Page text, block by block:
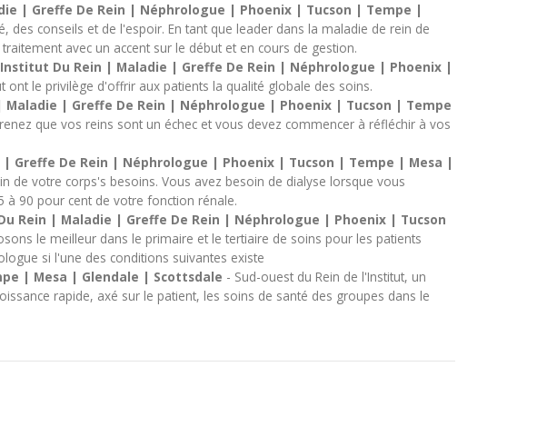
| Greffe De Rein | Néphrologue | Phoenix | Tucson | Tempe |
conseils et de l'espoir. En tant que leader dans la maladie de rein de
avec un accent sur le début et en cours de gestion.
Du Rein | Maladie | Greffe De Rein | Néphrologue | Phoenix |
ont le privilège d'offrir aux patients la qualité globale des soins.
Maladie | Greffe De Rein | Néphrologue | Phoenix | Tucson | Tempe
que vos reins sont un échec et vous devez commencer à réfléchir à vos
Greffe De Rein | Néphrologue | Phoenix | Tucson | Tempe | Mesa |
de votre corps's besoins. Vous avez besoin de dialyse lorsque vous
90 pour cent de votre fonction rénale.
Rein | Maladie | Greffe De Rein | Néphrologue | Phoenix | Tucson
le meilleur dans le primaire et le tertiaire de soins pour les patients
si l'une des conditions suivantes existe
| Mesa | Glendale | Scottsdale - Sud-ouest du Rein de l'Institut, un
rapide, axé sur le patient, les soins de santé des groupes dans le